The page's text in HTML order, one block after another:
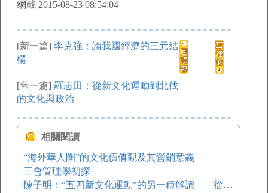
網載 2015-08-23 08:54:04
[新一篇] 李克強：論我國經濟的三元結
構
[舊一篇] 羅志田：從新文化運動到北伐
的文化與政治
相關閱讀
“海外華人圈”的文化價值觀及其營銷意義
工會管理學初探
陳子明：“五四新文化運動”的另一種解讀——從文明到文化的轉向